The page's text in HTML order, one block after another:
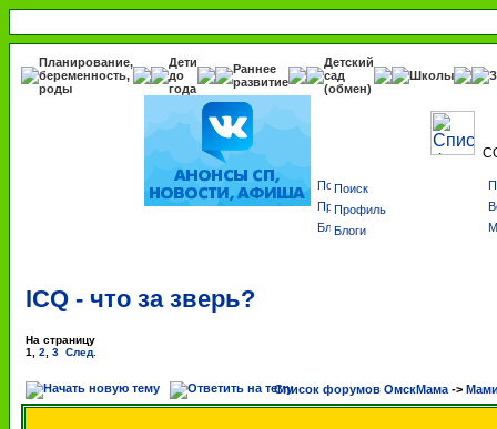
Планирование,
беременность,
роды
Дети
до
года
Раннее
развитие
Детский
сад
(обмен)
Школы
Поиск
Профиль
Блоги
ICQ - что за зверь?
На страницу
1
2 3 След.
Список форумов ОмскМама ->